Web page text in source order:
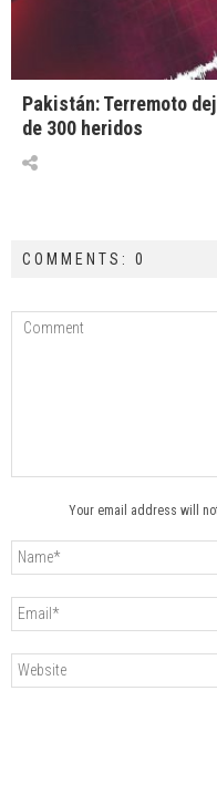
Pakistán: Terremoto
de 300 heridos
COMMENTS: 0
Your email address will